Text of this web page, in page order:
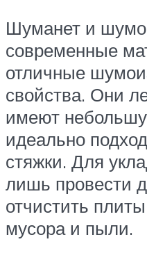
Шуманет и
современные
отличные
свойства. Они
имеют
идеально
стяжки. Для
лишь провести
отчистить
мусора и пыли.